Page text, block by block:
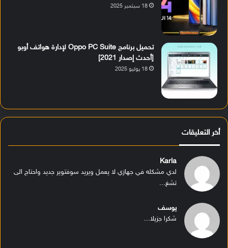
18 سبتمبر 2025
تحميل برنامج Oppo PC Suite لإدارة هواتف أوبو
[أحدث إصدار 2021]
18 يوليو 2025
أخر التعليقات
Karla
لدي مشكله في جهازي لا يعمل ويريد سوفتوير جديد واحتاج الى
تشغ...
يوسف
شكرا جزيلا...